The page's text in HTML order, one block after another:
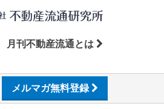
月刊不動産流通とは
メルマガ無料登録